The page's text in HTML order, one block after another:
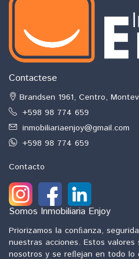
Contactese
Brandsen 1961, Centro,
+598 98 774 659
inmobiliariaenjoy@gmail.com
+598 98 774 659
Contacto
Somos Inmobiliaria Enjoy
Priorizamos la conﬁanza,
nuestras acciones. Estos
nosotros y se reﬂejan en todo lo